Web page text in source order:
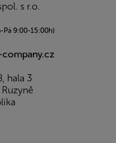
s r.o.
Pá 9:00-15:00h)
company.cz
hala 3